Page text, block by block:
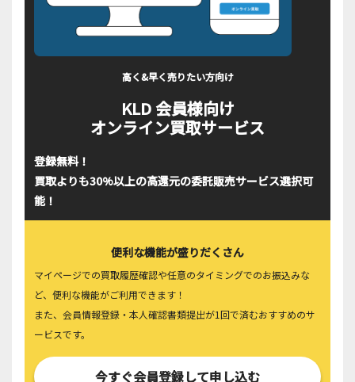
高く&早く売りたい方向け
KLD 会員様向け
オンライン買取サービス
登録無料！
買取よりも30%以上の高還元の委託販売サービス選択可
能！
便利な機能が盛りだくさん
マイページでの買取履歴確認や任意のタイミングでのお振込みな
ど、便利な機能がご利用できます！
また、会員情報登録・本人確認書類提出が1回で済むおすすめのサ
ービスです。
今すぐ会員登録して申し込む